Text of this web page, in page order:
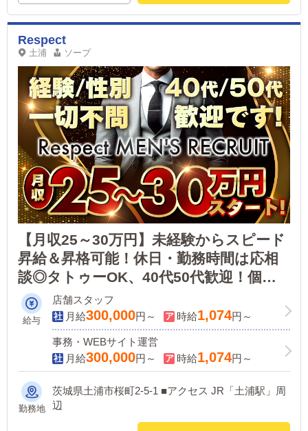
Respect
土浦 ソープ
【月収25～30万円】未経験からスピード
昇給＆昇格可能！休日・勤務時間は応相
談◎タトゥーOK、40代50代歓迎！個人
店でアットホームな職場環境です。
給与
店舗スタッフ
月給300,000円～ 時給1,074円～
事務・WEBサイト運営
月給300,000円～ 時給1,074円～
勤務地
茨城県土浦市桜町2-5-1 ■アクセス JR「土浦駅」周
辺